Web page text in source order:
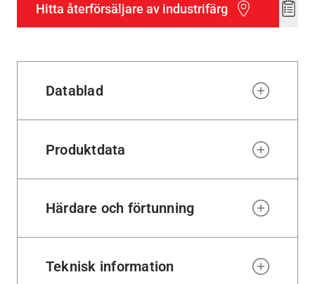
Hitta återförsäljare av industrifärg
Add
Datablad
Produktdata
Härdare och förtunning
Teknisk information